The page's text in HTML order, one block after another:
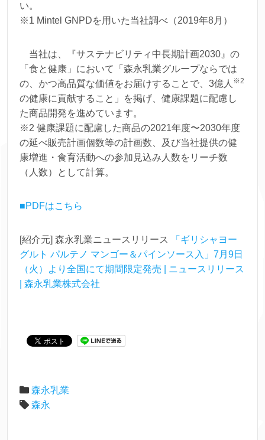
い。
※1 Mintel GNPDを用いた当社調べ（2019年8月）
当社は、『サステナビリティ中長期計画2030』の
「食と健康」において「森永乳業グループならでは
の、かつ高品質な価値をお届けすることで、3億人 ※2
の健康に貢献すること」を掲げ、健康課題に配慮し
た商品開発を進めています。
※2 健康課題に配慮した商品の2021年度〜2030年度
の延べ販売計画個数等の計画数、及び当社提供の健
康増進・⾷育活動への参加⾒込み人数をリーチ数
（人数）として計算。
■PDFはこちら
[紹介元] 森永乳業ニュースリリース
「ギリシャヨー
グルト パルテノ マンゴー＆パインソース入」7月9日
（火）より全国にて期間限定発売 | ニュースリリース
| 森永乳業株式会社
森永乳業
森永